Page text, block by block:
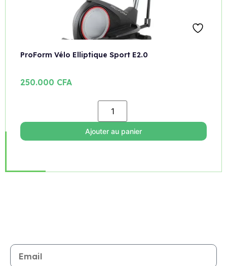
ProForm Vélo Elliptique Sport E2.0
250.000 CFA
Ajouter au panier